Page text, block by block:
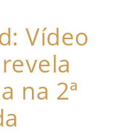
Vídeo
na 2ª